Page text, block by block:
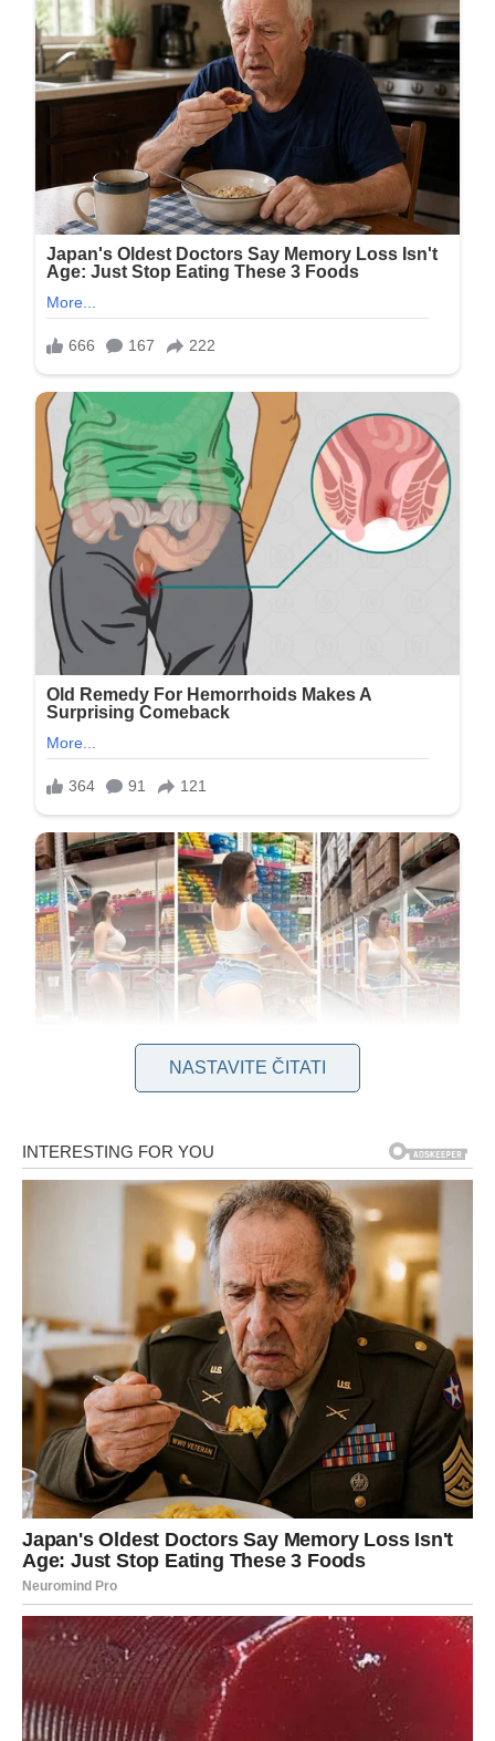
Tri načina reagovanja na
nepoštovanje
Kada neko pređe granicu pristojnog ponašanja, većina ljudi
reaguje na jedan od dva načina. Prvi je povlačenje –
jednostavno prešutimo situaciju i nastavimo dalje kao da se
ništa nije dogodilo. Drugi je odgođena reakcija – kasnije
razmišljamo o svemu i žalimo što nismo rekli ono što smo
željeli.
Ipak, postoji i treći, mnogo učinkovitiji pristup. To je svjesno i
smireno postavljanje granice u trenutku kada se neprimjereno
ponašanje događa. Ovaj način ne uključuje napad, niti
opravdavanje, već jasno izražavanje onoga što ne prihvatamo.
NASTAVITE ČITATI